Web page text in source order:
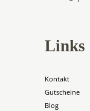
Links
Kontakt
Gutscheine
Blog